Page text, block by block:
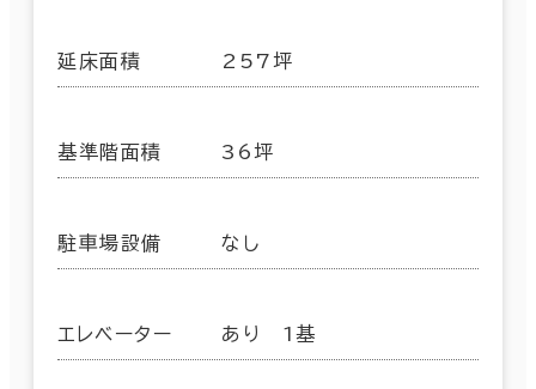
延床面積 257坪
基準階面積 36坪
駐車場設備 なし
エレベーター あり 1基